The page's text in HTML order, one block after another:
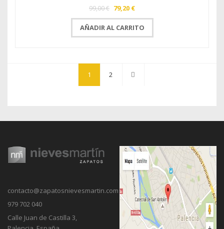
99,00 € 79,20 €
AÑADIR AL CARRITO
1 2
contacto@zapatosnievesmartin.com
979 702 040
Calle Juan de Castilla 3,